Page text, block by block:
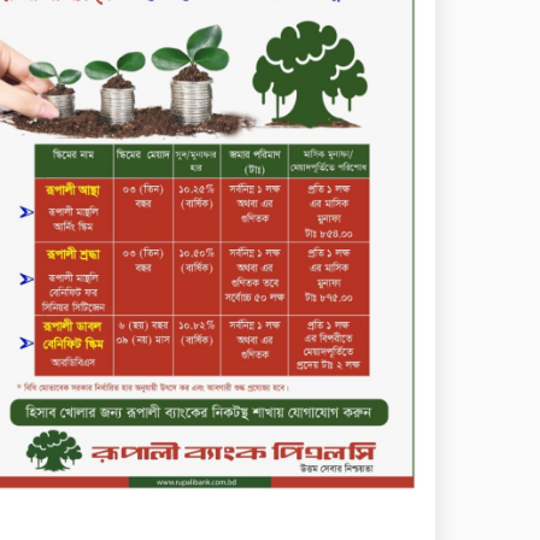
মাধবপুর গৃহবধূর ঝুলন্ত মরদেহ
উদ্ধার করছে পুলিশ
চ্যানেল আইয়ের ‘আমরাই
বাংলাদেশ’ টকশোতে সাইফুল
ইসলাম সোহেল ও চিত্রনায়ক ডিএ
তায়েব
টাঙ্গাইলে নিহত বাস মালিকদের
পরিবারকে অনুদান ও সম্মাননা